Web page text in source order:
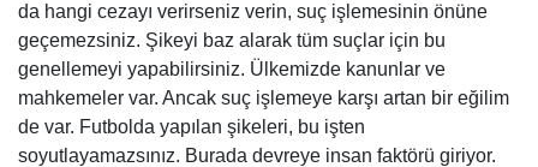
da hangi cezayı verirseniz verin, suç işlemesinin önüne
geçemezsiniz. Şikeyi baz alarak tüm suçlar için bu
genellemeyi yapabilirsiniz. Ülkemizde kanunlar ve
mahkemeler var. Ancak suç işlemeye karşı artan bir eğilim
de var. Futbolda yapılan şikeleri, bu işten
soyutlayamazsınız. Burada devreye insan faktörü giriyor.